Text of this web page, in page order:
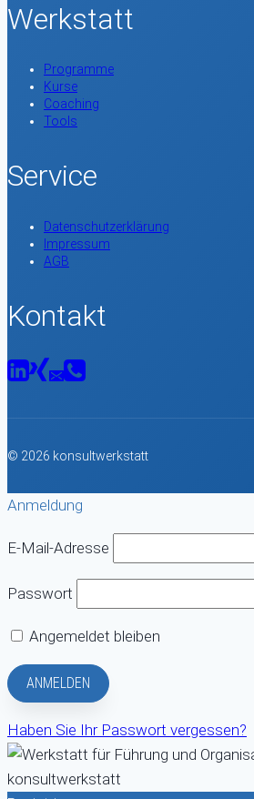
Werkstatt
Programme
Kurse
Coaching
Tools
Service
Datenschutzerklärung
Impressum
AGB
Kontakt
© 2026 konsultwerkstatt
Anmeldung
E-Mail-Adresse
Passwort
Angemeldet bleiben
Haben Sie Ihr Passwort vergessen?